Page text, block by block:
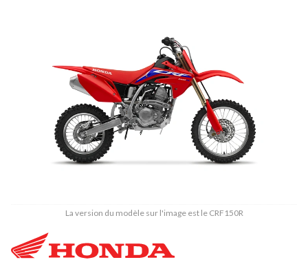
La version du modèle sur l'image est le CRF150R